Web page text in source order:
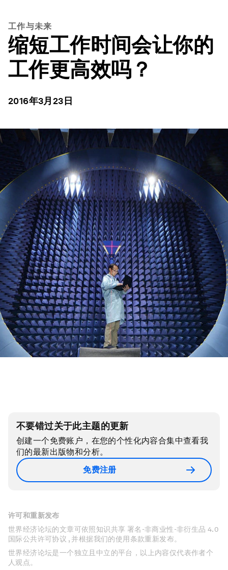
工作与未来
缩短工作时间会让你的
工作更高效吗？
2016年3月23日
不要错过关于此主题的更新
创建一个免费账户，在您的个性化内容合集中查看我
们的最新出版物和分析。
免费注册
许可和重新发布
世界经济论坛的文章可依照知识共享 署名-非商业性-非衍生品 4.0
国际公共许可协议 , 并根据我们的使用条款重新发布。
世界经济论坛是一个独立且中立的平台，以上内容仅代表作者个
人观点。